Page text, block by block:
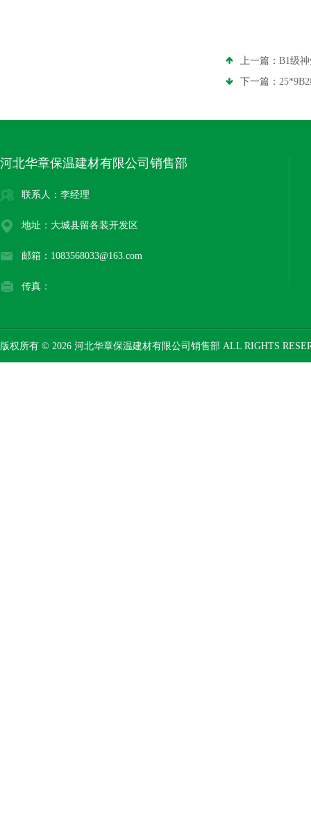
上一篇： B1级
下一篇：
河北华章保温建材有限公司销售部
联系人：李经理
地址：大城县留各装开发区
邮箱：1083568033@163.com
传真：
版权所有 © 2026 河北华章保温建材有限公司销售部 ALL RIGHTS